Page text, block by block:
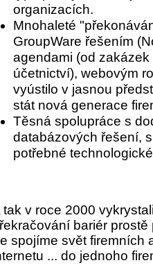
organizacích.
Mnohaleté
GroupWare řešením
agendami (od
účetnictví), webovým
vyústilo v jasnou
stát nová generace
Těsná spolupráce s
databázových řešení,
potřebné
tak v roce 2000
bariér
spojíme svět firemních
... do jednoho